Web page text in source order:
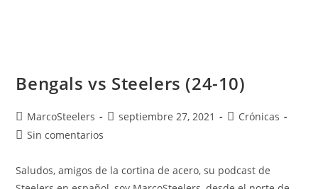
Bengals vs Steelers (24-10)
MarcoSteelers septiembre 27, 2021
Crónicas
Sin comentarios
Saludos, amigos de la cortina de acero, su podcast de